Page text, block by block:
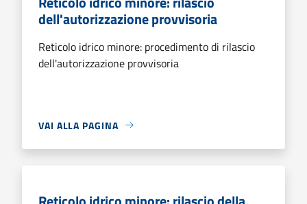
dell'autorizzazione provvisoria
Reticolo idrico minore: procedimento di rilascio
dell'autorizzazione provvisoria
VAI ALLA PAGINA